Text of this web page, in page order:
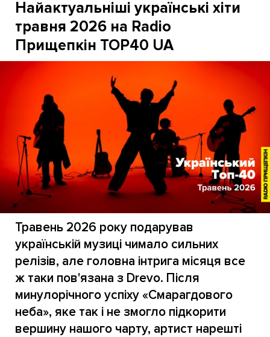
Найактуальніші українські хіти
травня 2026 на Radio
Прищепкін TOP40 UA
Травень 2026 року подарував
українській музиці чимало сильних
релізів, але головна інтрига місяця все
ж таки пов'язана з Drevo. Після
минулорічного успіху «Смарагдового
неба», яке так і не змогло підкорити
вершину нашого чарту, артист нарешті